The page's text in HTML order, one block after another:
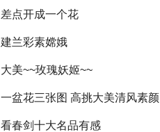
差点开成一个花
建兰彩素嫦娥
大美~~玫瑰妖姬~~
一盆花三张图 高挑大美清风素颜
看春剑十大名品有感